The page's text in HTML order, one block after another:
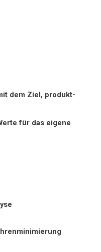
dem Ziel, produkt-
für das eigene